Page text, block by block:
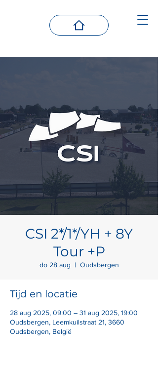
CSI 2*/1*/YH + 8Y
Tour +P
do 28 aug
  |
Oudsbergen
Tijd en locatie
28 aug 2025, 09:00 – 31 aug 2025, 19:00
Oudsbergen, Leemkuilstraat 21, 3660
Oudsbergen, België